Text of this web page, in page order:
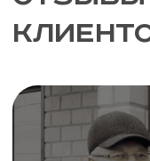
ФАКТУРЫ
«ИЗВЕСТНЯК». В
ВАРИАНТЕ
СЕРЫЙ ЦВЕТ
ММ. ЕСТЬ